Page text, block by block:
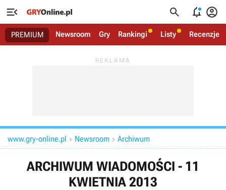
   
PREMIUM Newsroom Gry Rankingi Listy Recenzje
www.gry-online.pl  Newsroom  Archiwum
ARCHIWUM WIADOMOŚCI - 11
KWIETNIA 2013